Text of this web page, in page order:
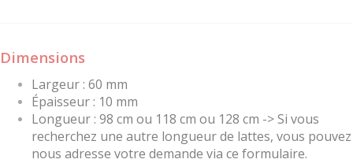
Dimensions
Largeur : 60 mm
Épaisseur : 10 mm
Longueur : 98 cm ou 118 cm ou 128 cm -> Si vous
recherchez une autre longueur de lattes, vous pouvez
nous adresse votre demande via ce formulaire.